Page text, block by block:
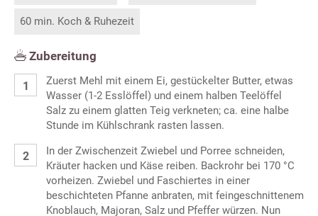
60 min. Koch & Ruhezeit
Zubereitung
Zuerst Mehl mit einem Ei, gestückelter Butter, etwas
Wasser (1-2 Esslöffel) und einem halben Teelöffel
Salz zu einem glatten Teig verkneten; ca. eine halbe
Stunde im Kühlschrank rasten lassen.
In der Zwischenzeit Zwiebel und Porree schneiden,
Kräuter hacken und Käse reiben. Backrohr bei 170 °C
vorheizen. Zwiebel und Faschiertes in einer
beschichteten Pfanne anbraten, mit feingeschnittenem
Knoblauch, Majoran, Salz und Pfeffer würzen. Nun